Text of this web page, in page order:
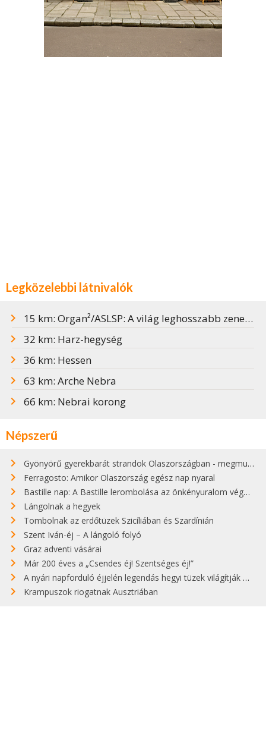
Legközelebbi látnivalók
15 km: Organ²/ASLSP: A világ leghosszabb zeneműve Halberstadtban
32 km: Harz-hegység
36 km: Hessen
63 km: Arche Nebra
66 km: Nebrai korong
Népszerű
Gyönyörű gyerekbarát strandok Olaszországban - megmutatjuk a 15 legjobbat
Ferragosto: Amikor Olaszország egész nap nyaral
Bastille nap: A Bastille lerombolása az önkényuralom végét jelentette
Lángolnak a hegyek
Tombolnak az erdőtüzek Szicíliában és Szardínián
Szent Iván-éj – A lángoló folyó
Graz adventi vásárai
Már 200 éves a „Csendes éj! Szentséges éj!”
A nyári napforduló éjjelén legendás hegyi tüzek világítják meg Zugspitzét
Krampuszok riogatnak Ausztriában